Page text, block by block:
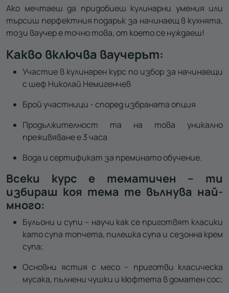
Ако мечтаеш да придобиеш кулинарни умения или
търсиш перфектния подарък за начинаещ в кухнята,
този ваучер е точно това, от което се нуждаеш!
Какво включва ваучерът:
Участие в кулинарен курс по избор за начинаещи
с шеф Николай Немигенчев
Брой участници - според избраната опция
Продължителност та на това уникално
преживяване е 3 часа
Вода и сертификат за преминато обучение.
Всеки курс е тематичен – ти
избираш коя тема те вълнува най-
много:
Бульони и супи – научи как се приготвят класики
като супа топчета, пилешка супа и сезонна крем
супа;
Основни ястия с месо – приготви класическа
мусака, пълнени чушки и кюфтета в доматен сос;